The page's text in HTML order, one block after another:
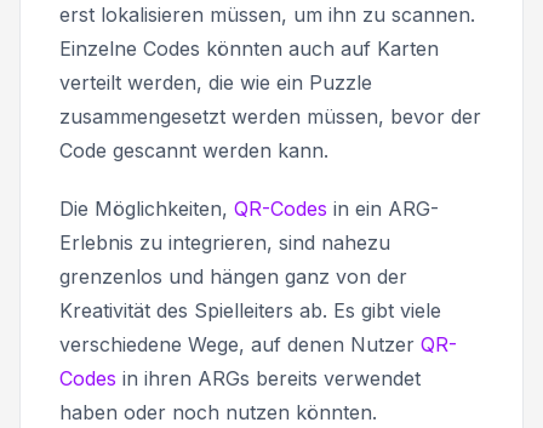
erst lokalisieren müssen, um ihn zu scannen.
Einzelne Codes könnten auch auf Karten
verteilt werden, die wie ein Puzzle
zusammengesetzt werden müssen, bevor der
Code gescannt werden kann.
Die Möglichkeiten, QR-Codes in ein ARG-
Erlebnis zu integrieren, sind nahezu
grenzenlos und hängen ganz von der
Kreativität des Spielleiters ab. Es gibt viele
verschiedene Wege, auf denen Nutzer QR-
Codes in ihren ARGs bereits verwendet
haben oder noch nutzen könnten.